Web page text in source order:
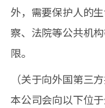
外，需要保护人的
察、法院等公共机
限。
（关于向外国第三方
本公司会向以下位